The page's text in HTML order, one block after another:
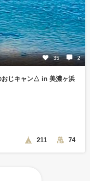
35 2
おじキャン△ in 美濃ヶ浜
211 74